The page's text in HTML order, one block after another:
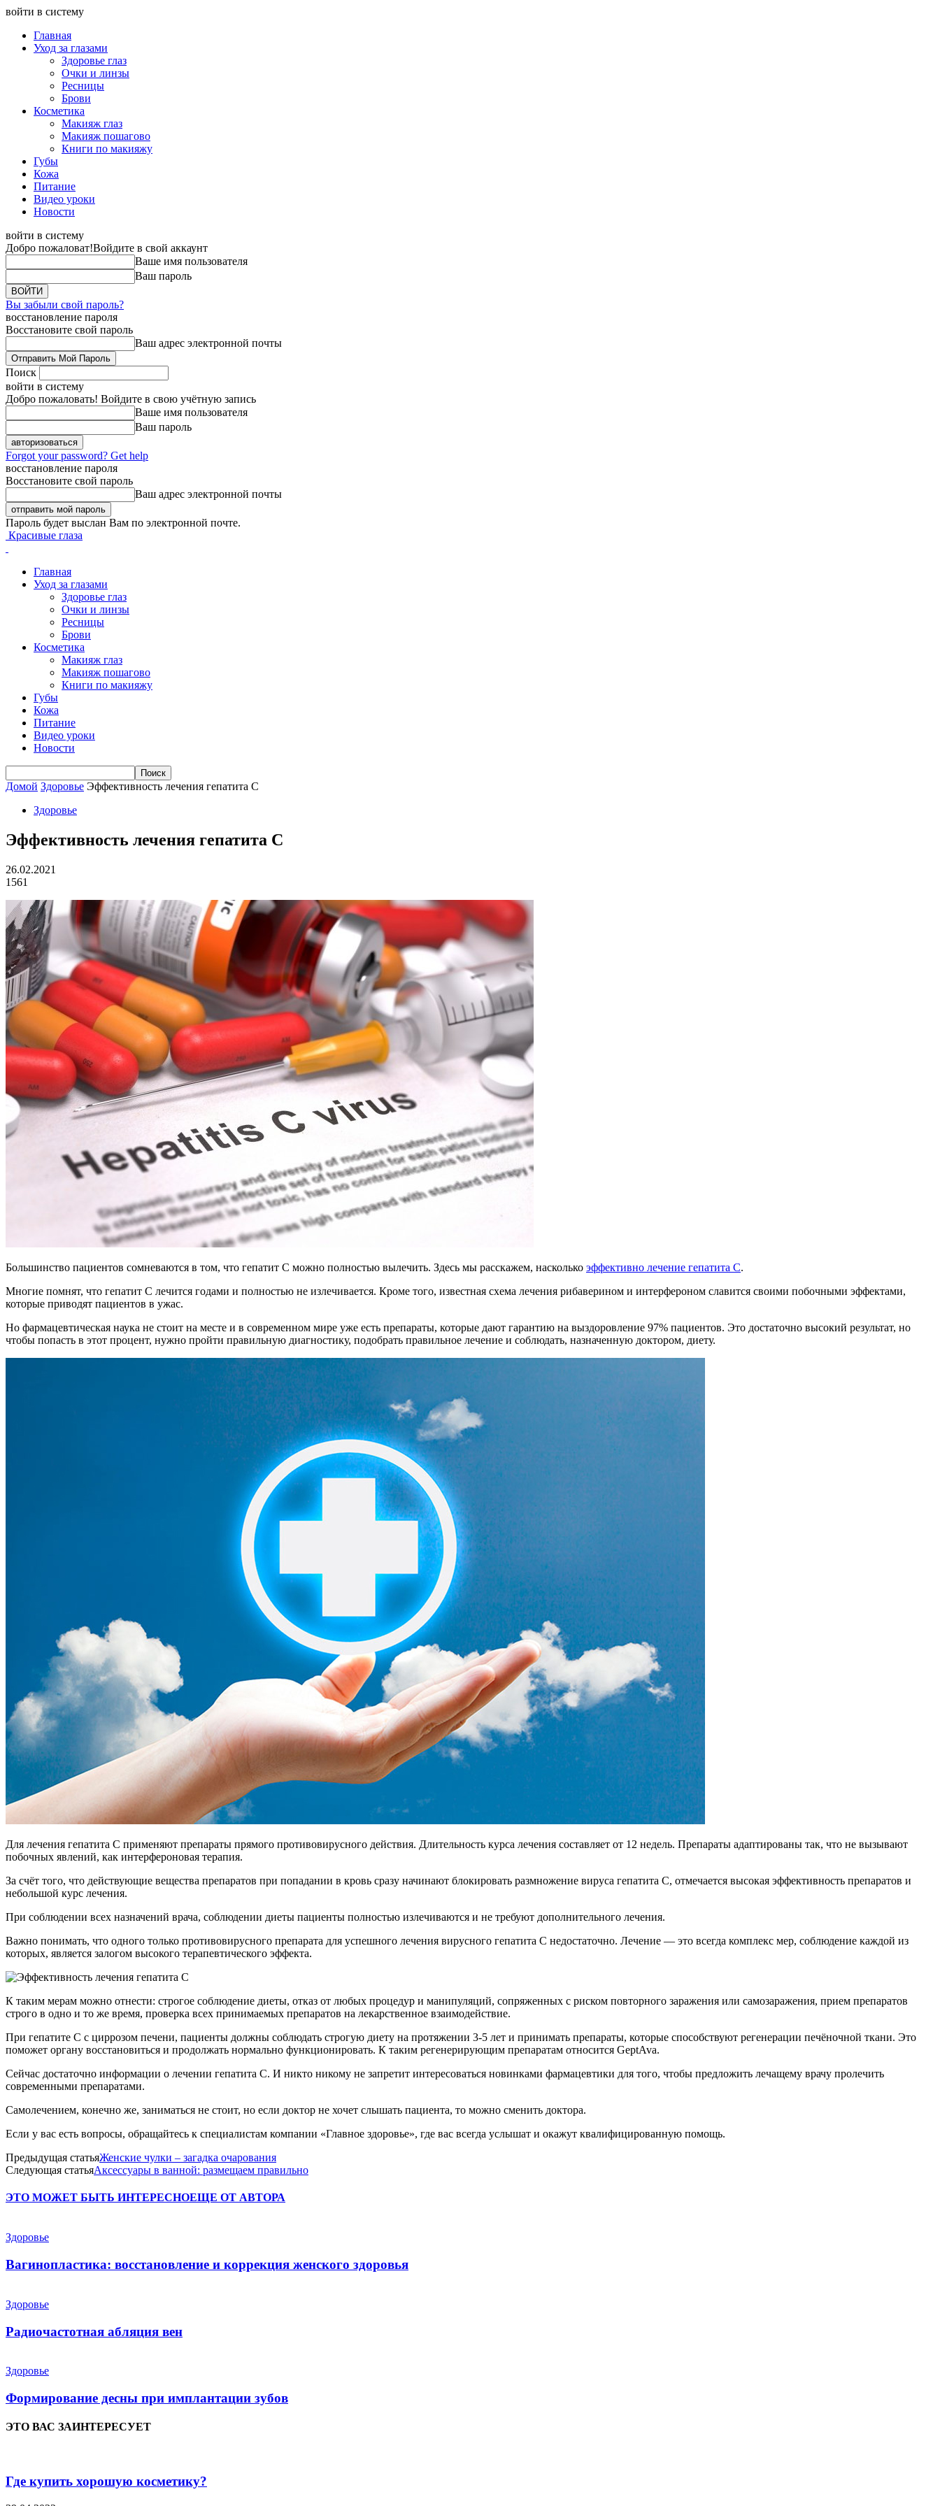
войти в систему
Главная
Уход за глазами
Здоровье глаз
Очки и линзы
Ресницы
Брови
Косметика
Макияж глаз
Макияж пошагово
Книги по макияжу
Губы
Кожа
Питание
Видео уроки
Новости
войти в систему
Добро пожаловат!Войдите в свой аккаунт
Ваше имя пользователя
Ваш пароль
Вы забыли свой пароль?
восстановление пароля
Восстановите свой пароль
Ваш адрес электронной почты
Поиск
войти в систему
Добро пожаловать! Войдите в свою учётную запись
Ваше имя пользователя
Ваш пароль
Forgot your password? Get help
восстановление пароля
Восстановите свой пароль
Ваш адрес электронной почты
Пароль будет выслан Вам по электронной почте.
Красивые глаза
Главная
Уход за глазами
Здоровье глаз
Очки и линзы
Ресницы
Брови
Косметика
Макияж глаз
Макияж пошагово
Книги по макияжу
Губы
Кожа
Питание
Видео уроки
Новости
Домой Здоровье Эффективность лечения гепатита С
Здоровье
Эффективность лечения гепатита С
26.02.2021
1561
Большинство пациентов сомневаются в том, что гепатит С можно полностью вылечить. Здесь мы расскажем, насколько эффективно лечение гепатита С.
Многие помнят, что гепатит С лечится годами и полностью не излечивается. Кроме того, известная схема лечения рибаверином и интерфероном славится своими побочными эффектами,
которые приводят пациентов в ужас.
Но фармацевтическая наука не стоит на месте и в современном мире уже есть препараты, которые дают гарантию на выздоровление 97% пациентов. Это достаточно высокий результат, но
чтобы попасть в этот процент, нужно пройти правильную диагностику, подобрать правильное лечение и соблюдать, назначенную доктором, диету.
Для лечения гепатита С применяют препараты прямого противовирусного действия. Длительность курса лечения составляет от 12 недель. Препараты адаптированы так, что не вызывают
побочных явлений, как интерфероновая терапия.
За счёт того, что действующие вещества препаратов при попадании в кровь сразу начинают блокировать размножение вируса гепатита С, отмечается высокая эффективность препаратов и
небольшой курс лечения.
При соблюдении всех назначений врача, соблюдении диеты пациенты полностью излечиваются и не требуют дополнительного лечения.
Важно понимать, что одного только противовирусного препарата для успешного лечения вирусного гепатита С недостаточно. Лечение — это всегда комплекс мер, соблюдение каждой из
которых, является залогом высокого терапевтического эффекта.
К таким мерам можно отнести: строгое соблюдение диеты, отказ от любых процедур и манипуляций, сопряженных с риском повторного заражения или самозаражения, прием препаратов
строго в одно и то же время, проверка всех принимаемых препаратов на лекарственное взаимодействие.
При гепатите С с циррозом печени, пациенты должны соблюдать строгую диету на протяжении 3-5 лет и принимать препараты, которые способствуют регенерации печёночной ткани. Это
поможет органу восстановиться и продолжать нормально функционировать. К таким регенерирующим препаратам относится GeptAva.
Сейчас достаточно информации о лечении гепатита С. И никто никому не запретит интересоваться новинками фармацевтики для того, чтобы предложить лечащему врачу пролечить
современными препаратами.
Самолечением, конечно же, заниматься не стоит, но если доктор не хочет слышать пациента, то можно сменить доктора.
Если у вас есть вопросы, обращайтесь к специалистам компании «Главное здоровье», где вас всегда услышат и окажут квалифицированную помощь.
Предыдущая статьяЖенские чулки – загадка очарования
Следующая статьяАксессуары в ванной: размещаем правильно
ЭТО МОЖЕТ БЫТЬ ИНТЕРЕСНОЕЩЕ ОТ АВТОРА
Здоровье
Вагинопластика: восстановление и коррекция женского здоровья
Здоровье
Радиочастотная абляция вен
Здоровье
Формирование десны при имплантации зубов
ЭТО ВАС ЗАИНТЕРЕСУЕТ
Где купить хорошую косметику?